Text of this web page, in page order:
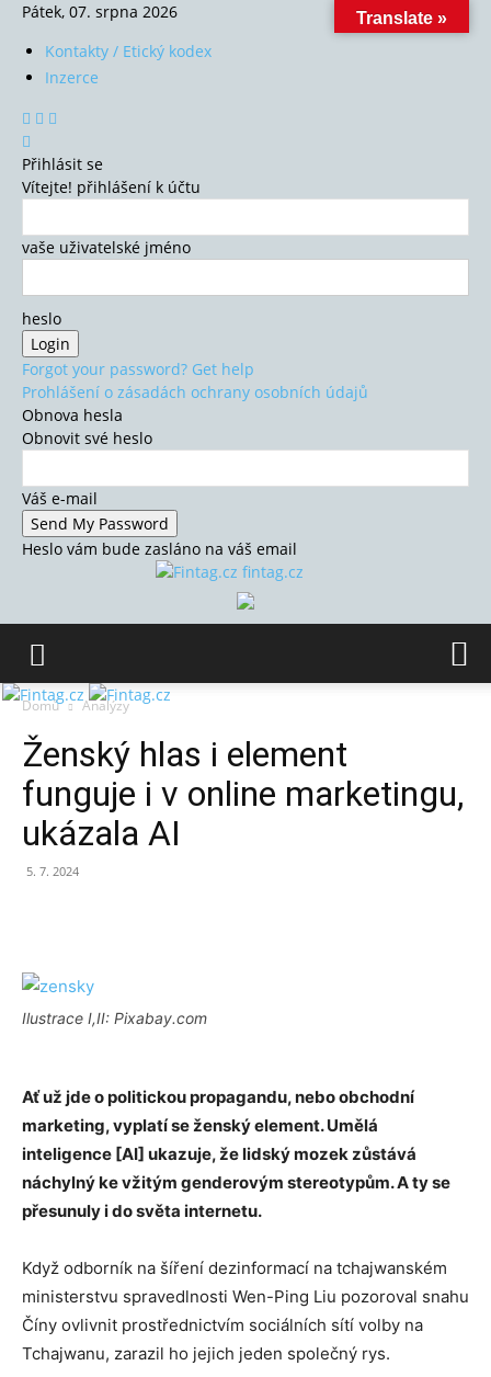
Pátek, 07. srpna 2026
Kontakty / Etický kodex
Inzerce
Přihlásit se
Vítejte! přihlášení k účtu
vaše uživatelské jméno
heslo
Forgot your password? Get help
Prohlášení o zásadách ochrany osobních údajů
Obnova hesla
Obnovit své heslo
Váš e-mail
Heslo vám bude zasláno na váš email
fintag.cz
Domů Analýzy
Ženský hlas i element
funguje i v online marketingu,
ukázala AI
5. 7. 2024
Ilustrace I,II: Pixabay.com
Ať už jde o politickou propagandu, nebo obchodní
marketing, vyplatí se ženský element. Umělá
inteligence [AI] ukazuje, že lidský mozek zůstává
náchylný ke vžitým genderovým stereotypům. A ty se
přesunuly i do světa internetu.
Když odborník na šíření dezinformací na tchajwanském
ministerstvu spravedlnosti Wen-Ping Liu pozoroval snahu
Číny ovlivnit prostřednictvím sociálních sítí volby na
Tchajwanu, zarazil ho jejich jeden společný rys.
Translate »